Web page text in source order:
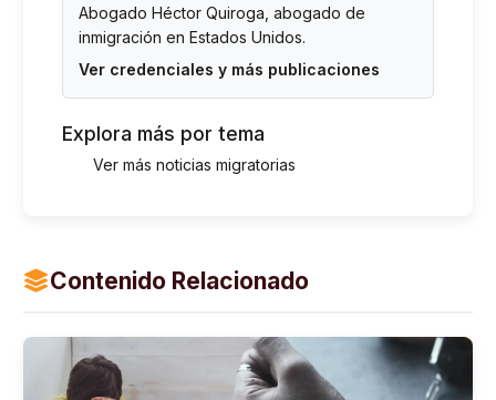
Abogado Héctor Quiroga , abogado de
inmigración en Estados Unidos.
Ver credenciales y más publicaciones
Explora más por tema
Ver más noticias migratorias
Contenido Relacionado